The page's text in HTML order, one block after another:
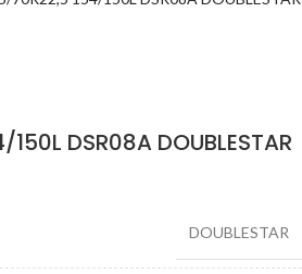
DSR08A DOUBLESTAR
DOUBLESTAR